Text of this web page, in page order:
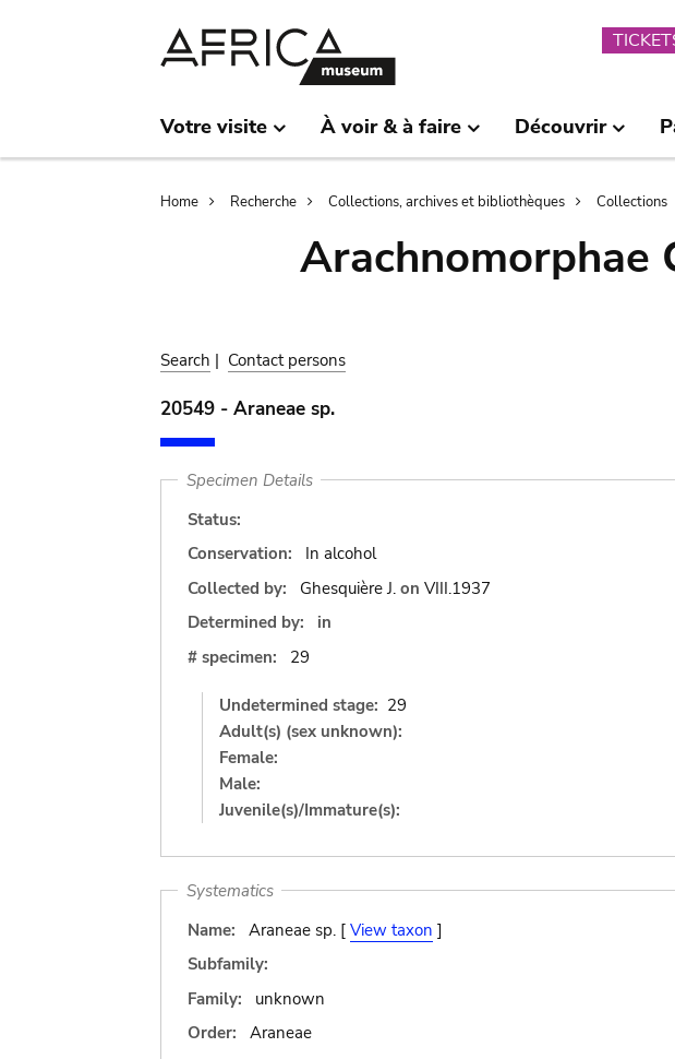
Votre visite À voir & à faire Découvrir
Breadcrumb
Home Recherche Collections, archives et bibliothèques Collections
Arachnomorphae
Search | Contact persons
20549 - Araneae sp.
Specimen Details
Status:
Conservation:
In alcohol
Collected by:
Ghesquière J. on VIII.1937
Determined by:
in
# specimen:
29
Undetermined stage: 29
Adult(s) (sex unknown):
Female:
Male:
Juvenile(s)/Immature(s):
Systematics
Name:
Araneae sp. [ View taxon ]
Subfamily:
Family:
unknown
Order:
Araneae